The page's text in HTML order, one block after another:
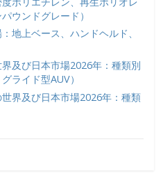
ウンドグレード）
地上ベース、ハンドヘルド、
及び日本市場2026年：種類別
ライド型AUV）
界及び日本市場2026年：種類